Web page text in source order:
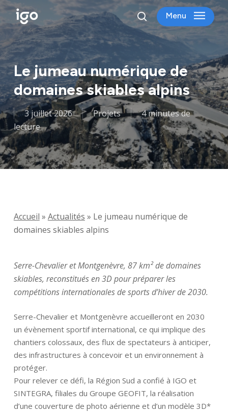
Skip
content
search
Menu
Le jumeau numérique de
domaines skiables alpins
3 juillet 2026 Projets
4 minutes de
lecture
Accueil » Actualités » Le jumeau numérique de
domaines skiables alpins
Serre-Chevalier et Montgenèvre, 87 km² de domaines
skiables, reconstitués en 3D pour préparer les
compétitions internationales de sports d’hiver de 2030.
Serre-Chevalier et Montgenèvre accueilleront en 2030
un évènement sportif international, ce qui implique des
chantiers colossaux, des flux de spectateurs à anticiper,
des infrastructures à concevoir et un environnement à
protéger.
Pour relever ce défi, la Région Sud a confié à IGO et
SINTEGRA, filiales du Groupe GEOFIT, la réalisation
d’une couverture de photo aérienne et d’un modèle 3D*